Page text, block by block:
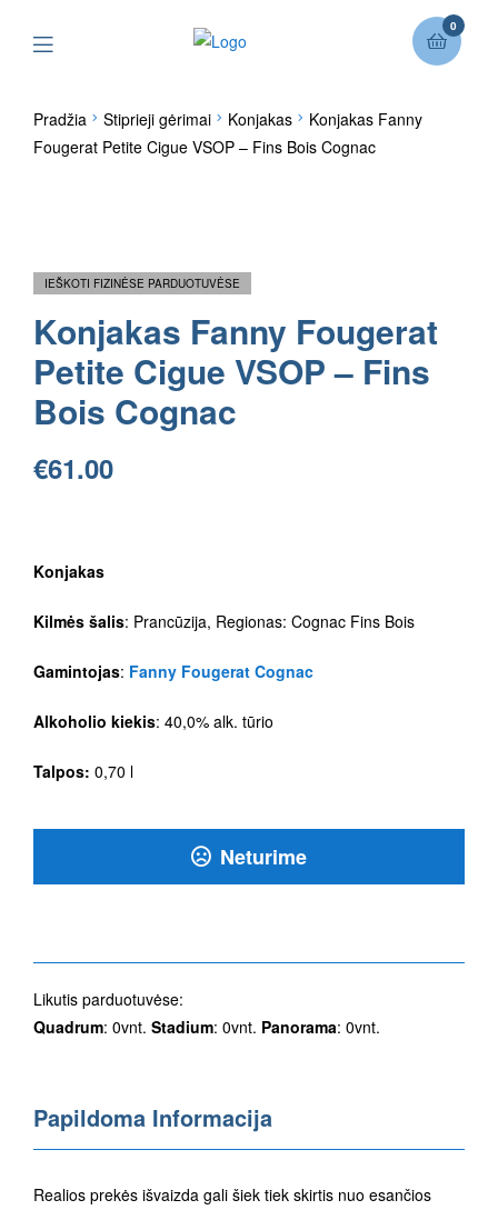
0
Pradžia Stiprieji gėrimai Konjakas
Konjakas Fanny
Fougerat Petite Cigue VSOP – Fins Bois Cognac
IEŠKOTI FIZINĖSE PARDUOTUVĖSE
Konjakas Fanny Fougerat
Petite Cigue VSOP – Fins
Bois Cognac
€61.00
Konjakas
Kilmės šalis: Prancūzija, Regionas: Cognac Fins Bois
Gamintojas: Fanny Fougerat Cognac
Alkoholio kiekis: 40,0% alk. tūrio
Talpos: 0,70 l
Neturime
Likutis parduotuvėse:
Quadrum: 0vnt. Stadium: 0vnt. Panorama: 0vnt.
Papildoma Informacija
Realios prekės išvaizda gali šiek tiek skirtis nuo esančios